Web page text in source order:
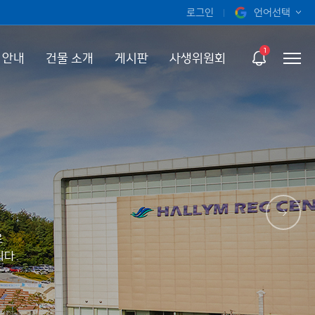
오늘 하루 보지 않기
로그인 언어선택
ENG
내 건물 소개 게시판 사생위원회 1
다.